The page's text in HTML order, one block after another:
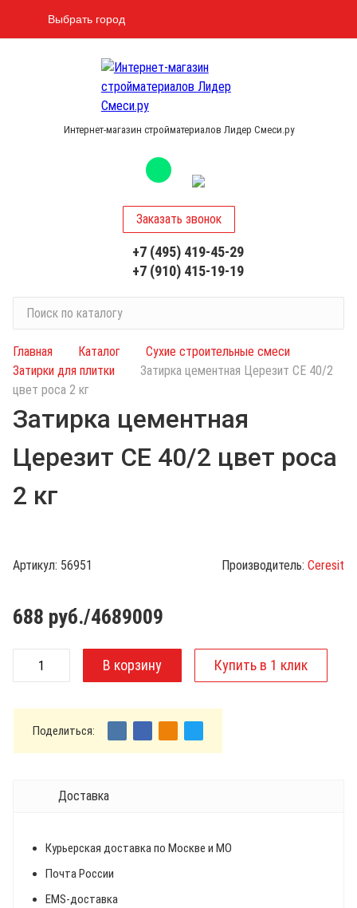
Выбрать город
Интернет-магазин стройматериалов Лидер Смеси.ру
и
с
п
о
а
у
Заказать звонок
+7 (495) 419-45-29
+7 (910) 415-19-19
Главная Каталог
Сухие строительные смеси
Затирки для плитки
Затирка цементная Церезит CE 40/2
цвет роса 2 кг
Затирка цементная
Церезит CE 40/2 цвет роса
2 кг
Артикул: 56951 Производитель: Ceresit
688 руб./4689009
Поделиться:
Доставка
Курьерская доставка по Москве и МО
Почта России
EMS-доставка